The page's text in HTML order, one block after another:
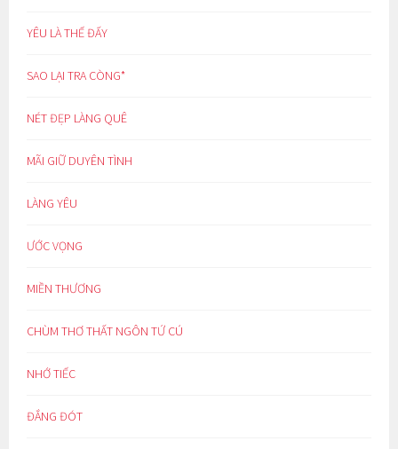
YÊU LÀ THẾ ĐẤY
SAO LẠI TRA CÒNG*
NÉT ĐẸP LÀNG QUÊ
MÃI GIỮ DUYÊN TÌNH
LÀNG YÊU
ƯỚC VỌNG
MIỀN THƯƠNG
CHÙM THƠ THẤT NGÔN TỨ CÚ
NHỚ TIẾC
ĐẮNG ĐÓT